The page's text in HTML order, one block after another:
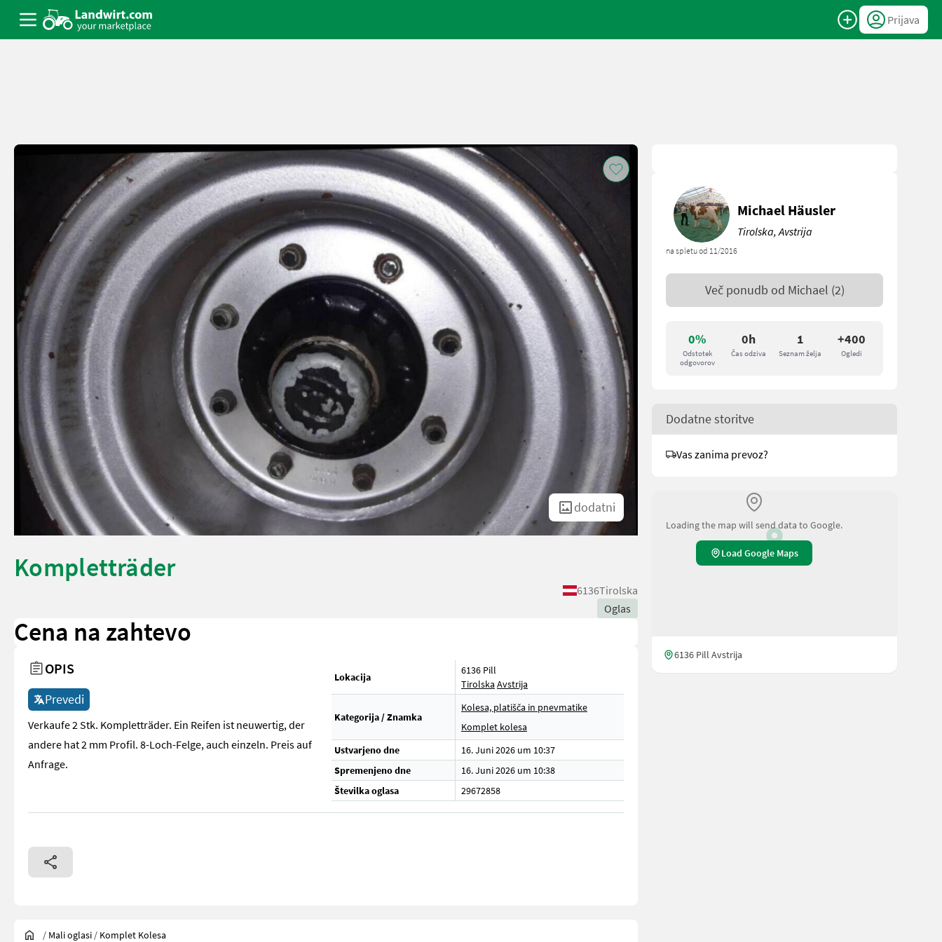
Prijava
dodatni
Kompletträder
Oglas
6136Tirolska
Cena na zahtevo
OPIS
Prevedi
Verkaufe 2 Stk. Kompletträder. Ein Reifen ist neuwertig, der
andere hat 2 mm Profil. 8-Loch-Felge, auch einzeln. Preis auf
Anfrage.
Lokacija
6136 Pill
Tirolska Avstrija
Kategorija / Znamka
Kolesa, platišča in pnevmatike
Komplet kolesa
Ustvarjeno dne
16. Juni 2026 um 10:37
Spremenjeno dne
16. Juni 2026 um 10:38
Številka oglasa
29672858
/ Mali oglasi / Komplet Kolesa
0%
Odstotek
odgovorov
0h
Čas odziva
1
Seznam želja
+400
Ogledi
na spletu od 11/2016
Michael Häusler
Tirolska, Avstrija
Več ponudb od Michael (2)
Dodatne storitve
Vas zanima prevoz?
Loading the map will send data to Google.
Load Google Maps
6136 Pill Avstrija